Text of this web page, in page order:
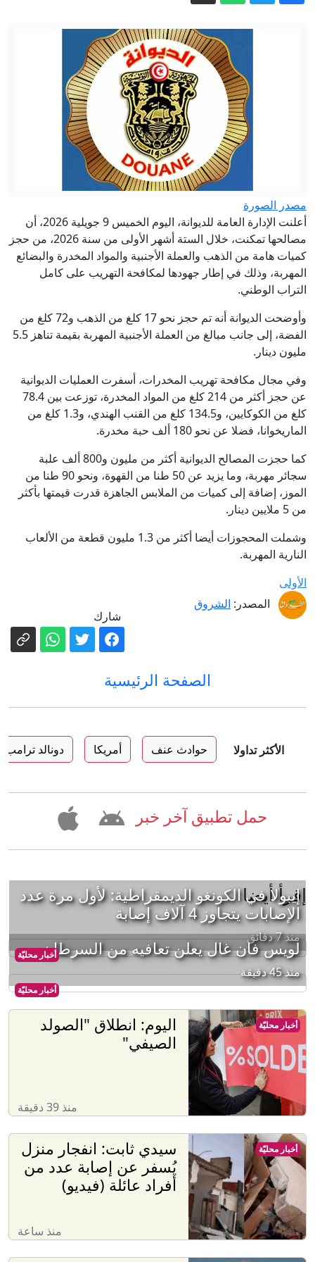
تونس: احتياطي العملة الأجنبية يرتفع إلى
24.9 مليار دينار ..ما يعادل 97 يومًا من
التوريد
اليوم: ظهور خلايا رعديّة مصحوبة بأمطار
بهذه الجهات
أسعار النفط تواصل الصعود وسط تصاعد
المخاوف بشأن مضيق هرمز
سيدي ثابت: انفجار منزل يُسفر عن إصابة
عدد من أفراد عائلة (فيديو)
شاهد خطابات ترامب المتقلبة بشأن الحرب
مع إيران
مصدر الصورة
أعلنت الإدارة العامة للديوانة، اليوم الخميس 9 جويلية 2026، أن
مصالحها تمكنت، خلال الستة أشهر الأولى من سنة 2026، من حجز
كميات هامة من الذهب والعملة الأجنبية والمواد المخدرة والبضائع
المهربة، وذلك في إطار جهودها لمكافحة التهريب على كامل
التراب الوطني.
وأوضحت الديوانة أنه تم حجز نحو 17 كلغ من الذهب و72 كلغ من
الفضة، إلى جانب مبالغ من العملة الأجنبية المهربة بقيمة تناهز 5.5
مليون دينار.
وفي مجال مكافحة تهريب المخدرات، أسفرت العمليات الديوانية
عن حجز أكثر من 214 كلغ من المواد المخدرة، توزعت بين 78.4
كلغ من الكوكايين، و134.5 كلغ من القنب الهندي، و1.3 كلغ من
الماريخوانا، فضلا عن نحو 180 ألف حبة مخدرة.
كما حجزت المصالح الديوانية أكثر من مليون و800 ألف علبة
سجائر مهربة، وما يزيد عن 50 طنا من القهوة، ونحو 90 طنا من
الموز، إضافة إلى كميات من الملابس الجاهزة قدرت قيمتها بأكثر
من 5 ملايين دينار.
وشملت المحجوزات أيضا أكثر من 1.3 مليون قطعة من الألعاب
النارية المهربة.
الأولى
المصدر: الشروق
شارك
الصفحة الرئيسية
الأكثر تداولا حوادث عنف أمريكا دونالد ترامب
حمل تطبيق آخر خبر
إقرأ أيضا
أخبار محليّة
إيبولا في الكونغو الديمقراطية: لأول مرة عدد
الإصابات يتجاوز 4 آلاف إصابة
منذ 7 دقائق
أخبار محليّة
لويس فان غال يعلن تعافيه من السرطان
منذ 45 دقيقة
اليوم: انطلاق "الصولد
الصيفي"
منذ 39 دقيقة
أخبار محليّة
سيدي ثابت: انفجار منزل
يُسفر عن إصابة عدد من
أفراد عائلة (فيديو)
منذ ساعة
أخبار محليّة